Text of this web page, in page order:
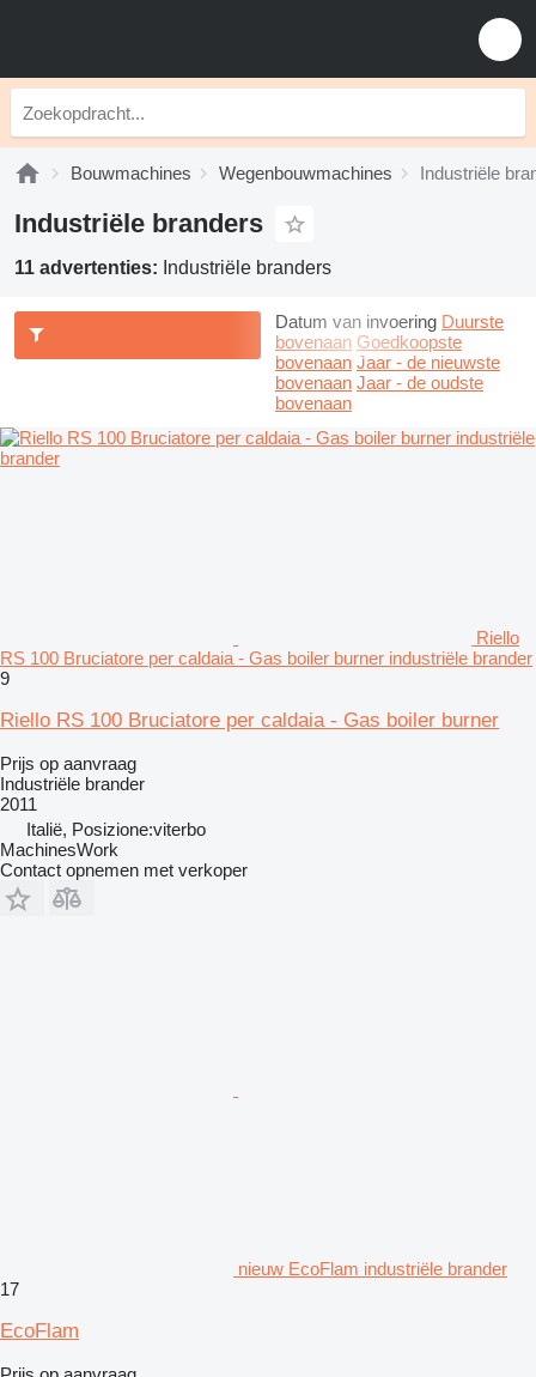
Bouwmachines Wegenbouwmachines Industriële
Industriële branders
11 advertenties: Industriële branders
Datum van invoering Duurste
bovenaan Goedkoopste
bovenaan Jaar - de nieuwste
bovenaan Jaar - de oudste
bovenaan
Riello
RS 100 Bruciatore per caldaia - Gas boiler burner industriële brander
9
Riello RS 100 Bruciatore per caldaia - Gas boiler burner
Prijs op aanvraag
Industriële brander
2011
Italië, Posizione:viterbo
MachinesWork
Contact opnemen met verkoper
nieuw EcoFlam industriële brander
17
EcoFlam